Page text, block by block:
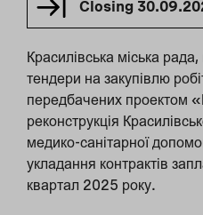
Closing
Красилівська міська
тендери на закупівлю
передбачених проектом
реконструкція
медико-санітарної
укладання контрактів
квартал 2025 року.